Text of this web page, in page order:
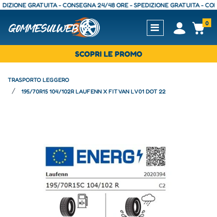
GRATUITA - CONSEGNA 24/48 ORE - SPEDIZIONE GRATUITA -
Open0
SCOPRI LE PROMO
TRASPORTO LEGGERO
195/70R15 104/102R LAUFENN X FIT VAN LV01 DOT 22